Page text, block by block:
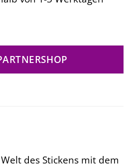
des Stickens mit dem